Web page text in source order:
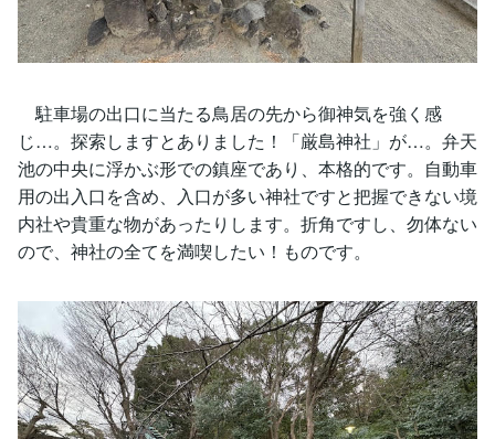
駐車場の出口に当たる鳥居の先から御神気を強く感
じ…。探索しますとありました！「厳島神社」が…。弁天
池の中央に浮かぶ形での鎮座であり、本格的です。自動車
用の出入口を含め、入口が多い神社ですと把握できない境
内社や貴重な物があったりします。折角ですし、勿体ない
ので、神社の全てを満喫したい！ものです。